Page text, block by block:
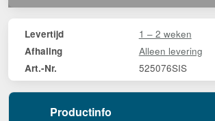
Levertijd 1 – 2 weken
Afhaling Alleen levering
Art.-Nr. 525076SIS
Productinfo